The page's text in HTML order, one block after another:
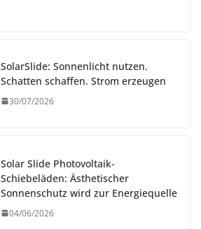
SolarSlide: Sonnenlicht nutzen.
Schatten schaffen. Strom erzeugen
30/07/2026
Solar Slide Photovoltaik-
Schiebeläden: Ästhetischer
Sonnenschutz wird zur Energiequelle
04/06/2026